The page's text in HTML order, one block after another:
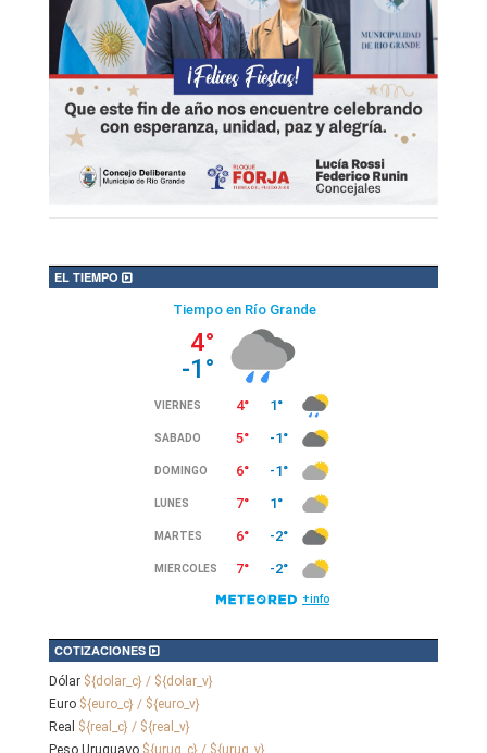
EL TIEMPO
COTIZACIONES
Dólar ${dolar_c} / ${dolar_v}
Euro ${euro_c} / ${euro_v}
Real ${real_c} / ${real_v}